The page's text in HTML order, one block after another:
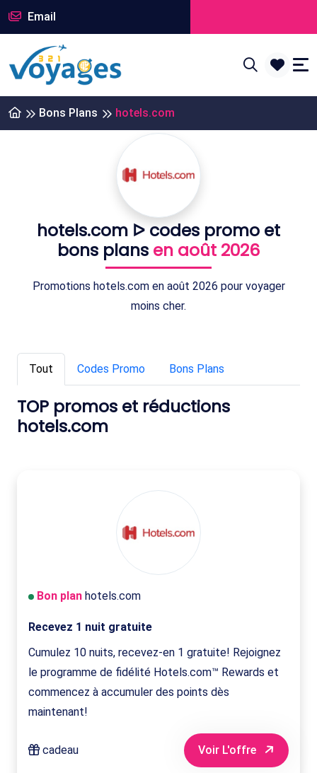
Email
Bons Plans hotels.com
hotels.com ᐅ codes promo et
bons plans en août 2026
Promotions hotels.com en août 2026 pour voyager
moins cher.
Tout Codes Promo Bons Plans
TOP promos et réductions
hotels.com
Bon plan hotels.com
Recevez 1 nuit gratuite
Cumulez 10 nuits, recevez-en 1 gratuite! Rejoignez
le programme de fidélité Hotels.com™ Rewards et
commencez à accumuler des points dès
maintenant!
cadeau Voir L'offre